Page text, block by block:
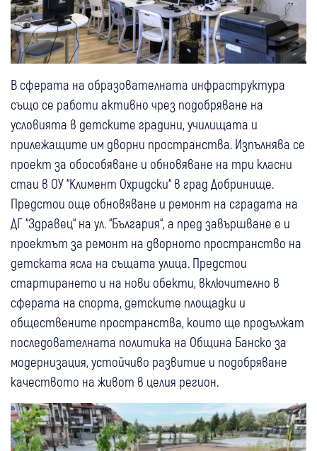
В сферата на образователната инфраструктура
също се работи активно чрез подобряване на
условията в детските градини, училищата и
прилежащите им дворни пространства. Изпълнява се
проект за обособяване и обновяване на три класни
стаи в ОУ “Климент Охридски“ в град Добринище.
Предстои още обновяване и ремонт на сградата на
ДГ “Здравец“ на ул. “България“, а пред завършване е и
проектът за ремонт на дворното пространство на
детската ясла на същата улица. Предстои
стартирането и на нови обекти, включително в
сферата на спорта, детските площадки и
обществените пространства, които ще продължат
последователната политика на Община Банско за
модернизация, устойчиво развитие и подобряване
качеството на живот в целия регион.